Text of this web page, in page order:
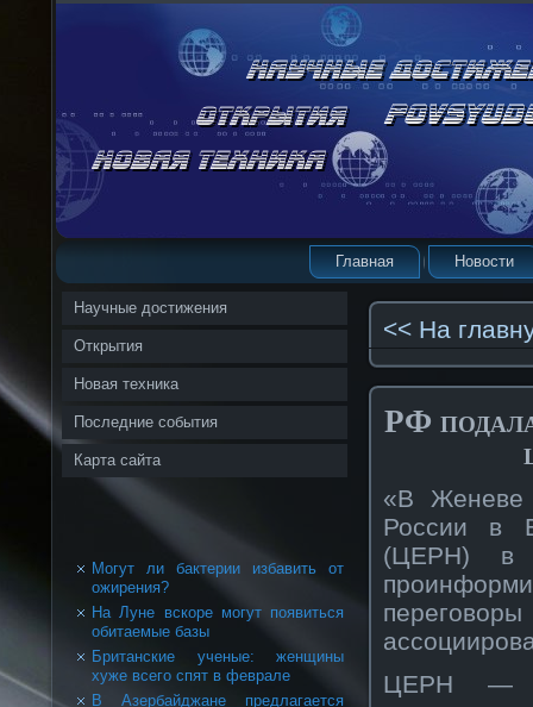
Главная Новости
Научные достижения
Открытия
Новая техника
Последние события
Карта сайта
Могут ли бактерии избавить от
ожирения?
На Луне вскоре могут появиться
обитаемые базы
Британские ученые: женщины
хуже всего спят в феврале
В Азербайджане предлагается
<< На
РФ
«В Женеве
России в
(ЦЕРН) в
ЦЕРН —